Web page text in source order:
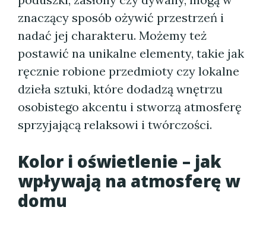
znaczący sposób ożywić przestrzeń i
nadać jej charakteru. Możemy też
postawić na unikalne elementy, takie jak
ręcznie robione przedmioty czy lokalne
dzieła sztuki, które dodadzą wnętrzu
osobistego akcentu i stworzą atmosferę
sprzyjającą relaksowi i twórczości.
Kolor i oświetlenie – jak
wpływają na atmosferę w
domu